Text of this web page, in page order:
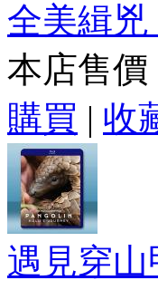
全美緝兇
本店售價
購買 | 收
遇見穿山